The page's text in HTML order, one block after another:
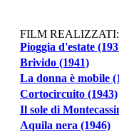
FILM REALIZZATI:
Pioggia d'estate
Brivido (1941)
La donna è mobile
Cortocircuito (1943)
Il sole di
Aquila nera (1946)